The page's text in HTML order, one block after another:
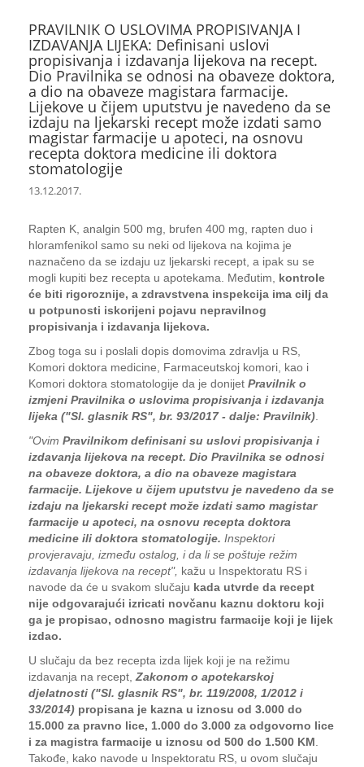
PRAVILNIK O USLOVIMA PROPISIVANJA I
IZDAVANJA LIJEKA: Definisani uslovi
propisivanja i izdavanja lijekova na recept.
Dio Pravilnika se odnosi na obaveze doktora,
a dio na obaveze magistara farmacije.
Lijekove u čijem uputstvu je navedeno da se
izdaju na ljekarski recept može izdati samo
magistar farmacije u apoteci, na osnovu
recepta doktora medicine ili doktora
stomatologije
13.12.2017.
Rapten K, analgin 500 mg, brufen 400 mg, rapten duo i
hloramfenikol samo su neki od lijekova na kojima je
naznačeno da se izdaju uz ljekarski recept, a ipak su se
mogli kupiti bez recepta u apotekama. Međutim, kontrole
će biti rigoroznije, a zdravstvena inspekcija ima cilj da
u potpunosti iskorijeni pojavu nepravilnog
propisivanja i izdavanja lijekova.
Zbog toga su i poslali dopis domovima zdravlja u RS,
Komori doktora medicine, Farmaceutskoj komori, kao i
Komori doktora stomatologije da je donijet Pravilnik o
izmjeni Pravilnika o uslovima propisivanja i izdavanja
lijeka ("Sl. glasnik RS", br. 93/2017 - dalje: Pravilnik)
"Ovim Pravilnikom definisani su uslovi propisivanja i
izdavanja lijekova na recept. Dio Pravilnika se odnosi
na obaveze doktora, a dio na obaveze magistara
farmacije. Lijekove u čijem uputstvu je navedeno da se
izdaju na ljekarski recept može izdati samo magistar
farmacije u apoteci, na osnovu recepta doktora
medicine ili doktora stomatologije. Inspektori
provjeravaju, između ostalog, i da li se poštuje režim
izdavanja lijekova na recept", kažu u Inspektoratu RS i
navode da će u svakom slučaju kada utvrde da recept
nije odgovarajući izricati novčanu kaznu doktoru koji
ga je propisao, odnosno magistru farmacije koji je lijek
izdao.
U slučaju da bez recepta izda lijek koji je na režimu
izdavanja na recept, Zakonom o apotekarskoj
djelatnosti ("Sl. glasnik RS", br. 119/2008, 1/2012 i
33/2014) propisana je kazna u iznosu od 3.000 do
15.000 za pravno lice, 1.000 do 3.000 za odgovorno lice
i za magistra farmacije u iznosu od 500 do 1.500 KM
Takođe, kako navode u Inspektoratu RS, u ovom slučaju